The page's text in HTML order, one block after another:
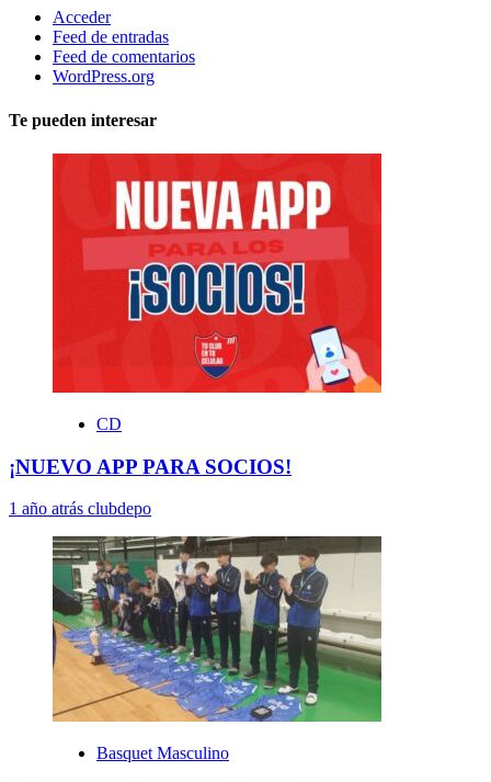
Acceder
Feed de entradas
Feed de comentarios
WordPress.org
Te pueden interesar
CD
¡NUEVO APP PARA SOCIOS!
1 año atrás clubdepo
Basquet Masculino